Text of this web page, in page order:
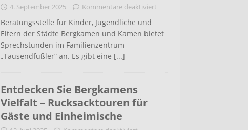
4. September 2025 Kommentare deaktiviert
Beratungsstelle für Kinder, Jugendliche und
Eltern der Städte Bergkamen und Kamen bietet
Sprechstunden im Familienzentrum
„Tausendfüßler“ an. Es gibt eine [...]
Entdecken Sie Bergkamens
Vielfalt – Rucksacktouren für
Gäste und Einheimische